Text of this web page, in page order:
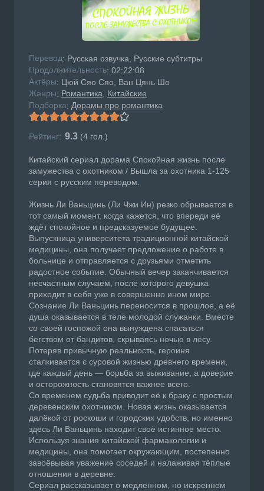
Перевод: Русская озвучка, Русские субтитры
Продолжительность: 02:22:08
Актёры: Цюй Сяо Сяо, Ван Цянь Шо
Жанры: Романтика Китайские
Подборка: Дорамы про романтика
Рейтинг: 9.3 (4 гол.)
Китайский сериал дорама Спокойная жизнь после
замужества с охотником / Вышла за охотника 1-125
серия с русским переводом.
Жизнь Ли Ваньцинь (Ли Чжи Ин) резко обрывается в
тот самый момент, когда кажется, что впереди её
ждёт спокойное и предсказуемое будущее.
Выпускница университета традиционной китайской
медицины, она получает предложение о работе в
больнице и отправляется с друзьями отметить
радостное событие. Обычный вечер заканчивается
несчастным случаем, после которого девушка
приходит в себя уже в совершенно ином мире.
Сознание Ли Ваньцинь переносится в прошлое, а её
душа оказывается в теле молодой служанки. Вместе
со своей госпожой она вынуждена спасаться
бегством от бандитов, скрываясь ночью в лесу.
Потеряв привычную реальность, героиня
сталкивается с суровой жизнью древнего времени,
где каждый день — борьба за выживание, а доверие
и осторожность становятся важнее всего.
Со временем судьба приводит её к браку с простым
деревенским охотником. Новая жизнь оказывается
далёкой от роскоши и городских удобств, но именно
здесь Ли Ваньцинь находит своё истинное место.
Используя знания китайской фармакологии и
медицины, она помогает окружающим, постепенно
завоёвывая уважение соседей и налаживая тёплые
отношения в деревне.
Сериал рассказывает о медленном, но искреннем